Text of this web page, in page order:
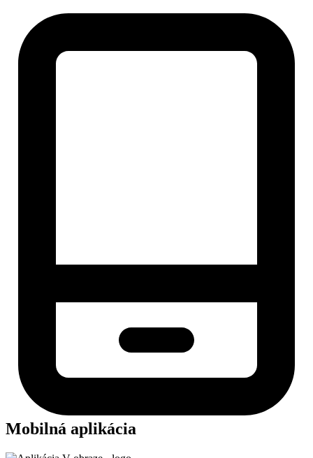
Mobilná aplikácia